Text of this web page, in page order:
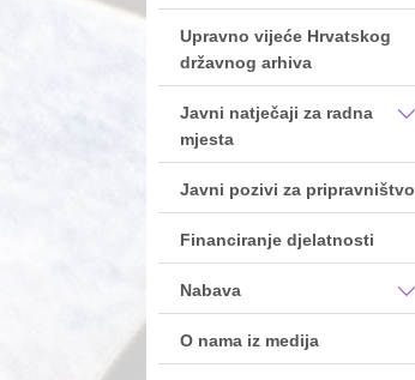
Upravno vijeće Hrvatskog
državnog arhiva
Javni natječaji za radna
mjesta
Javni pozivi za pripravništvo
Financiranje djelatnosti
Nabava
O nama iz medija